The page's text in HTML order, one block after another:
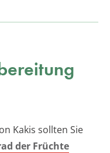
Kakis sollten Sie
der Früchte